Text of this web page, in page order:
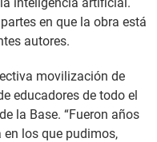
en que la obra está
autores.
movilización de
educadores de todo el
la Base. “Fueron años
los que pudimos,